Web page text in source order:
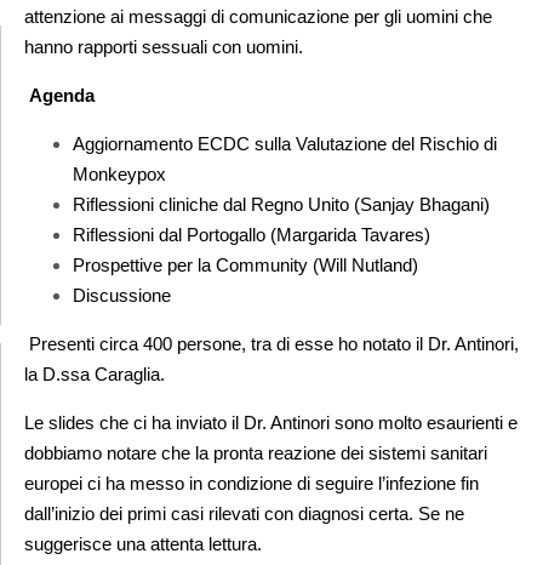
attenzione ai messaggi di comunicazione per gli uomini che
hanno rapporti sessuali con uomini.
Agenda
Aggiornamento ECDC sulla Valutazione del Rischio di
Monkeypox
Riflessioni cliniche dal Regno Unito (Sanjay Bhagani)
Riflessioni dal Portogallo (Margarida Tavares)
Prospettive per la Community (Will Nutland)
Discussione
Presenti circa 400 persone, tra di esse ho notato il Dr. Antinori,
la D.ssa Caraglia.
Le slides che ci ha inviato il Dr. Antinori sono molto esaurienti e
dobbiamo notare che la pronta reazione dei sistemi sanitari
europei ci ha messo in condizione di seguire l’infezione fin
dall’inizio dei primi casi rilevati con diagnosi certa. Se ne
suggerisce una attenta lettura.